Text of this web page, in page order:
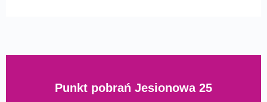
Punkt pobrań Jesionowa 25